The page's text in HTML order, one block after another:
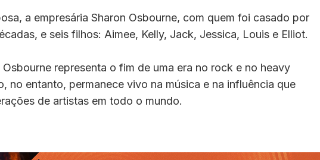
a empresária Sharon Osbourne, com quem foi casado por
e seis filhos: Aimee, Kelly, Jack, Jessica, Louis e Elliot.
representa o fim de uma era no rock e no heavy
no entanto, permanece vivo na música e na influência que
de artistas em todo o mundo.